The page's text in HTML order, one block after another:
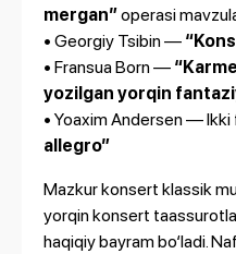
mergan”operasi
• Georgiy Tsibin —
• Fransua Born —
yozilgan yorqin
• Yoaxim Andersen —
allegro”
Mazkur konsert klassik
yorqin konsert
haqiqiy bayram bo‘ladi.